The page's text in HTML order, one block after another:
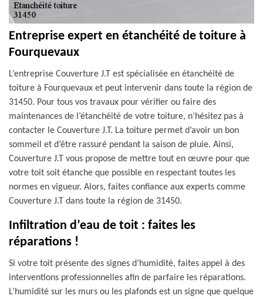
Entreprise expert en étanchéité de toiture à
Fourquevaux
L’entreprise Couverture J.T est spécialisée en étanchéité de
toiture à Fourquevaux et peut intervenir dans toute la région de
31450. Pour tous vos travaux pour vérifier ou faire des
maintenances de l’étanchéité de votre toiture, n’hésitez pas à
contacter le Couverture J.T. La toiture permet d’avoir un bon
sommeil et d’être rassuré pendant la saison de pluie. Ainsi,
Couverture J.T vous propose de mettre tout en œuvre pour que
votre toit soit étanche que possible en respectant toutes les
normes en vigueur. Alors, faites confiance aux experts comme
Couverture J.T dans toute la région de 31450.
Infiltration d’eau de toit : faites les
réparations !
Si votre toit présente des signes d’humidité, faites appel à des
interventions professionnelles afin de parfaire les réparations.
L’humidité sur les murs ou les plafonds est un signe que quelque